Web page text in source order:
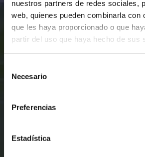
nuestros partners de redes sociales,
web, quienes pueden combinarla con
que les haya proporcionado o que
partir del uso que haya hecho de sus
Necesario
Preferencias
Estadística